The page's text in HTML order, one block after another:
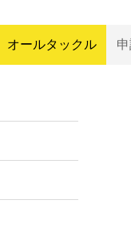
オールタックル